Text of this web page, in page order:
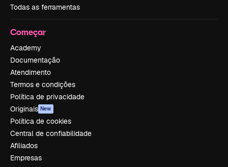
Todas as ferramentas
Começar
Academy
Documentação
Atendimento
Termos e condições
Política de privacidade
Originais New
Política de cookies
Central de confiabilidade
Afiliados
Empresas